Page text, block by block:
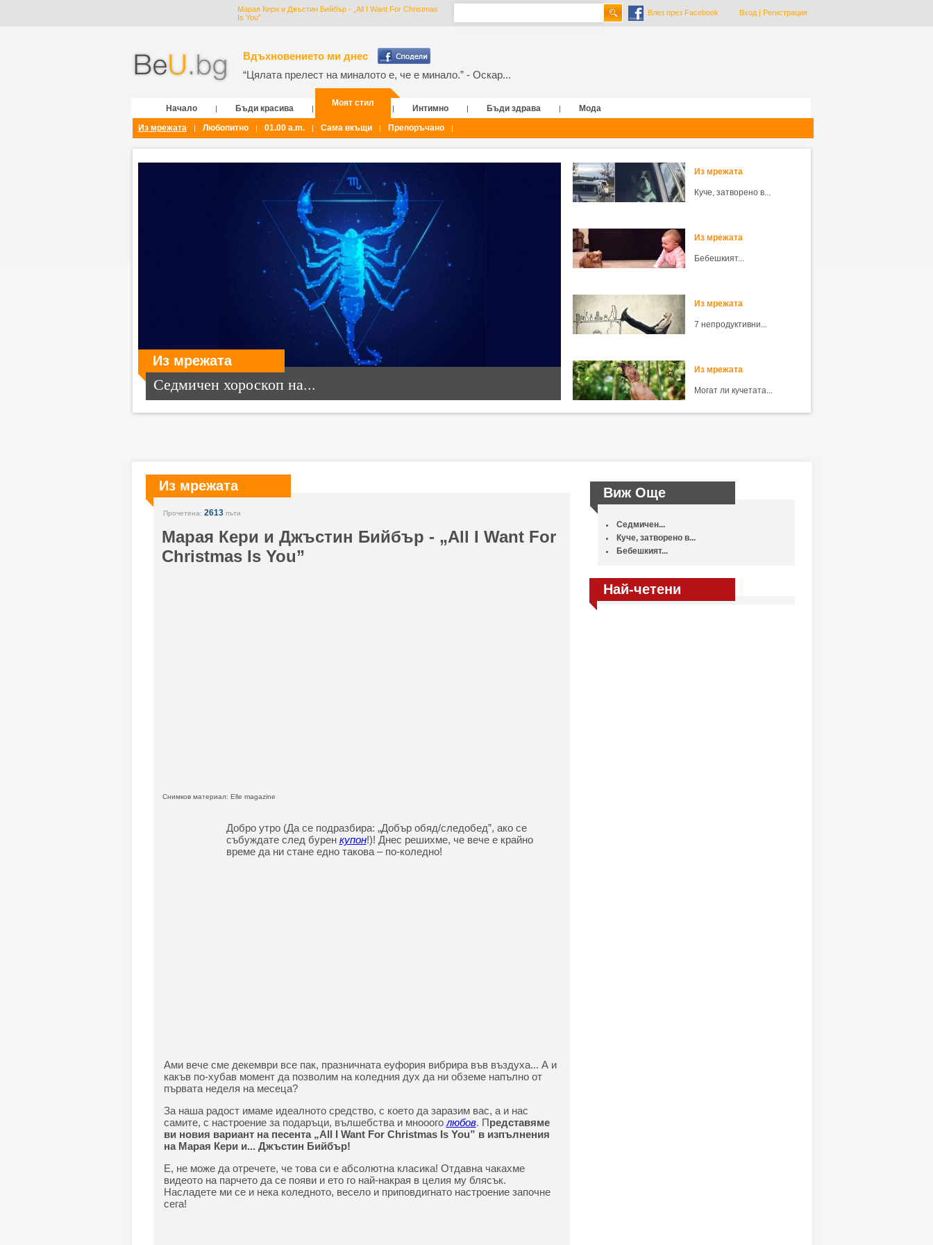
Марая Кери и Джъстин Бийбър - „All I Want For Christmas
Is You”
Влез през Facebook Вход| Регистрация
Вдъхновението ми днес
“Цялата прелест на миналото е, че е минало.” - Оскар...
Начало | Бъди красива |
Моят стил
| Интимно | Бъди здрава |
Мода
Из мрежата
| Любопитно | 01.00 a.m. | Сама вкъщи | Препоръчано |
Из мрежата
Седмичен хороскоп на...
Из мрежата
Куче, затворено в...
Из мрежата
Бебешкият...
Из мрежата
7 непродуктивни...
Из мрежата
Могат ли кучетата...
Из мрежата
Прочетена: 2613пъти
Марая Кери и Джъстин Бийбър - „All I Want For
Christmas Is You”
Снимков материал: Elle magazine
Добро утро (Да се подразбира: „Добър обяд/следобед”, ако се
събуждате след бурен купон!)! Днес решихме, че вече е крайно
време да ни стане едно такова – по-коледно!
Ами вече сме декември все пак, празничната еуфория вибрира във въздуха... А и
какъв по-хубав момент да позволим на коледния дух да ни обземе напълно от
първата неделя на месеца?
За наша радост имаме идеалното средство, с което да заразим вас, а и нас
самите, с настроение за подаръци, вълшебства и мнооого любов. Представяме
ви новия вариант на песента „All I Want For Christmas Is You” в изпълнения
на Марая Кери и... Джъстин Бийбър!
Е, не може да отречете, че това си е абсолютна класика! Отдавна чакахме
видеото на парчето да се появи и ето го най-накрая в целия му блясък.
Насладете ми се и нека коледното, весело и приповдигнато настроение започне
сега!
Виж Още
Седмичен...
Куче, затворено в...
Бебешкият...
Най-четени